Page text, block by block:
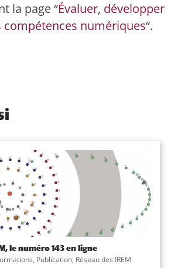
la page “Évaluer, développer
numériques“.
le numéro 143 en ligne
, Publication, Réseau des IREM